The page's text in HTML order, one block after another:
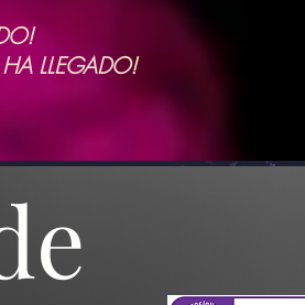
LLEGADO!